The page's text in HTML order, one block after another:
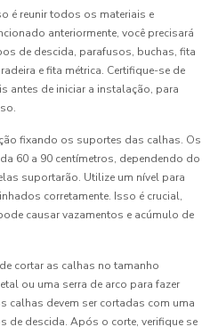
é reunir todos os materiais e
anteriormente, você precisará
de descida, parafusos, buchas, fita
e fita métrica. Certifique-se de
antes de iniciar a instalação, para
fixando os suportes das calhas. Os
60 a 90 centímetros, dependendo do
suportarão. Utilize um nível para
corretamente. Isso é crucial,
causar vazamentos e acúmulo de
cortar as calhas no tamanho
ou uma serra de arco para fazer
calhas devem ser cortadas com uma
de descida. Após o corte, verifique se